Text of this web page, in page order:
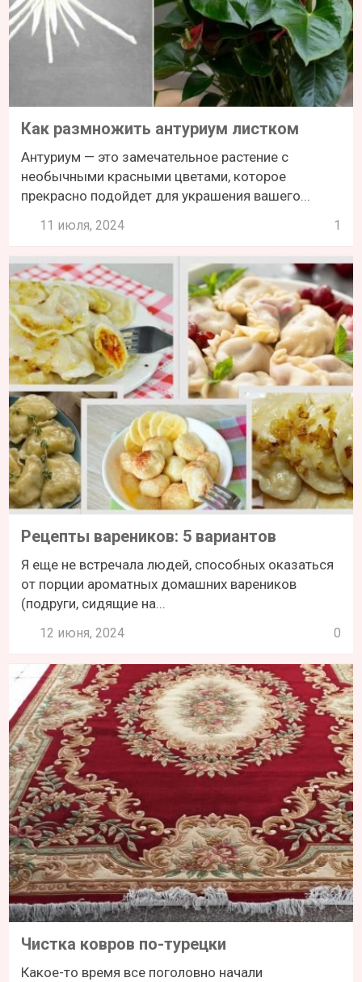
Как размножить антуриум листком
Антуриум — это замечательное растение с
необычными красными цветами, которое
прекрасно подойдет для украшения вашего...
11 июля, 2024 1
Рецепты вареников: 5 вариантов
Я еще не встречала людей, способных оказаться
от порции ароматных домашних вареников
(подруги, сидящие на...
12 июня, 2024 0
Чистка ковров по-турецки
Какое-то время все поголовно начали